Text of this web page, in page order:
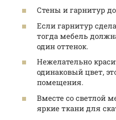
Стены и гарнитур
Если гарнитур
тогда мебель
один оттенок.
Нежелательно
одинаковый цвет,
помещения.
Вместе со светлой
яркие ткани для